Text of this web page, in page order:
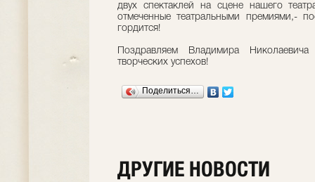
двух спектаклей на сцене нашего
отмеченные театральными премиями,-
гордится!
Поздравляем Владимира
творческих успехов!
Поделиться…
ДРУГИЕ НОВОСТИ